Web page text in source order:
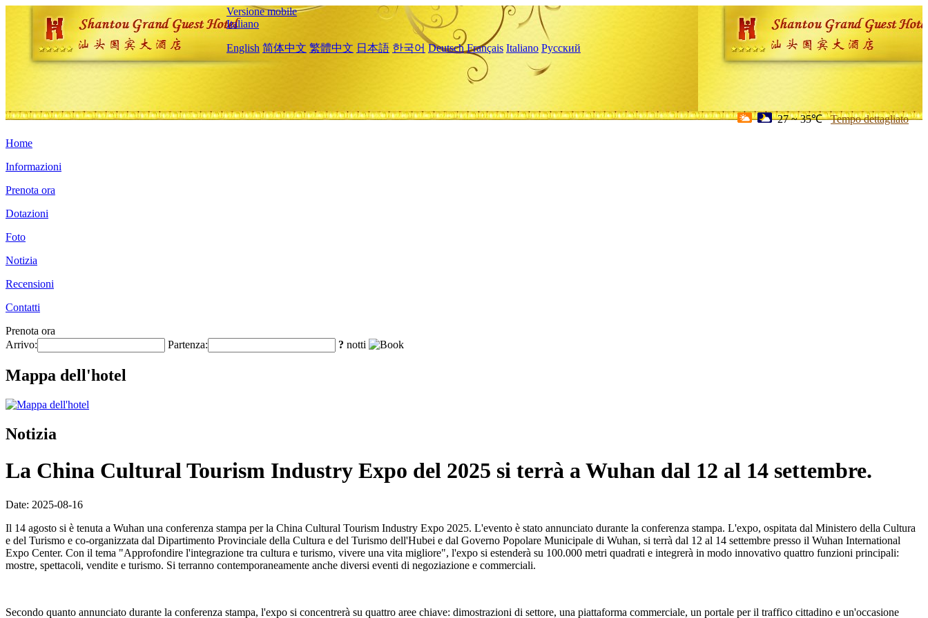
Versione mobile
Italiano
English 简体中文 繁體中文 日本語 한국어 Deutsch Français Italiano Русский
27 ~ 35℃ Tempo dettagliato
Home
Informazioni
Prenota ora
Dotazioni
Foto
Notizia
Recensioni
Contatti
Prenota ora
Arrivo:
Partenza: ? notti
Mappa dell'hotel
Notizia
La China Cultural Tourism Industry Expo del 2025 si terrà a Wuhan dal 12 al 14 settembre.
Date: 2025-08-16
Il 14 agosto si è tenuta a Wuhan una conferenza stampa per la China Cultural Tourism Industry Expo 2025. L'evento è stato annunciato durante la conferenza stampa. L'expo, ospitata dal Ministero della Cultura
e del Turismo e co-organizzata dal Dipartimento Provinciale della Cultura e del Turismo dell'Hubei e dal Governo Popolare Municipale di Wuhan, si terrà dal 12 al 14 settembre presso il Wuhan International
Expo Center. Con il tema "Approfondire l'integrazione tra cultura e turismo, vivere una vita migliore", l'expo si estenderà su 100.000 metri quadrati e integrerà in modo innovativo quattro funzioni principali:
mostre, spettacoli, vendite e turismo. Si terranno contemporaneamente anche diversi eventi di negoziazione e commerciali.
Secondo quanto annunciato durante la conferenza stampa, l'expo si concentrerà su quattro aree chiave: dimostrazioni di settore, una piattaforma commerciale, un portale per il traffico cittadino e un'occasione